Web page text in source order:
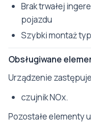
Brak trwałej
pojazdu
Szybki montaż
Obsługiwane
Urządzenie
czujnik NOx.
Pozostałe elementy